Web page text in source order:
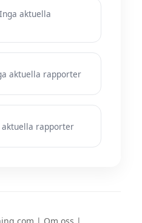
Inga aktuella
aktuella rapporter
aktuella rapporter